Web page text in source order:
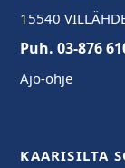
15540
Puh. 03-876
Ajo-ohje
KAARISILTA